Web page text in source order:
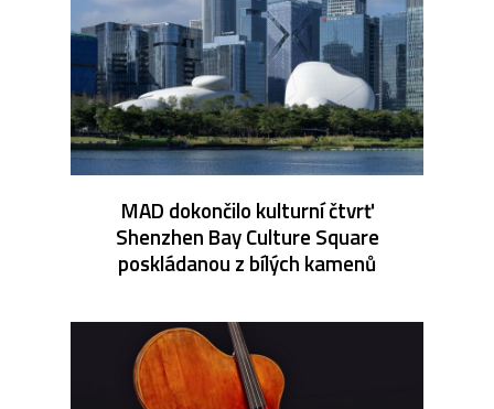
MAD dokončilo kulturní čtvrť
Shenzhen Bay Culture Square
poskládanou z bílých kamenů